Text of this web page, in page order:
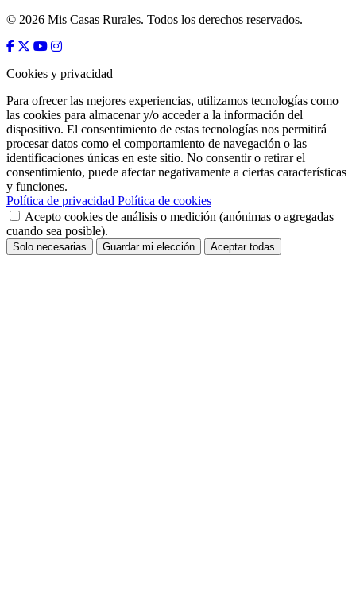
© 2026 Mis Casas Rurales. Todos los derechos reservados.
Cookies y privacidad
Para ofrecer las mejores experiencias, utilizamos tecnologías como
las cookies para almacenar y/o acceder a la información del
dispositivo. El consentimiento de estas tecnologías nos permitirá
procesar datos como el comportamiento de navegación o las
identificaciones únicas en este sitio. No consentir o retirar el
consentimiento, puede afectar negativamente a ciertas características
y funciones.
Política de privacidad Política de cookies
Acepto cookies de análisis o medición (anónimas o agregadas
cuando sea posible).
Solo necesarias Guardar mi elección Aceptar todas